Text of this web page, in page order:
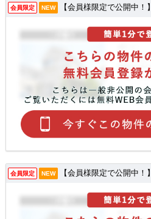
会員限定 NEW 【会員様限定で公開中！】
会員限定 NEW 【会員様限定で公開中！】